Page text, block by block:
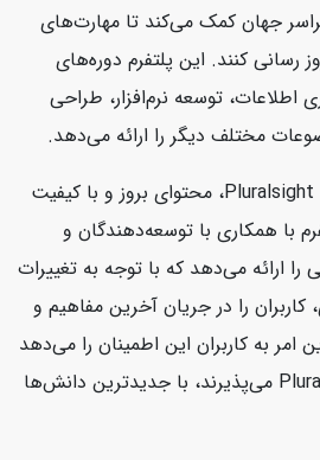
جهان کمک می‌کند تا مهارت‌های
کنند. این پلتفرم دوره‌های
اطلاعات، توسعه نرم‌افزار، طراحی
مختلف دیگر را ارائه می‌دهد.
یکی از ویژگی‌های برجسته Pluralsight، محتوای بروز و با کیفیت
با همکاری با توسعه‌دهندگان و
را ارائه می‌دهد که با توجه به تغییرات
را در جریان آخرین مفاهیم و
امر به کاربران این اطمینان را می‌دهد
که دوره‌هایی که در Pluralsight می‌پذیرند، با جدیدترین دانش‌ها